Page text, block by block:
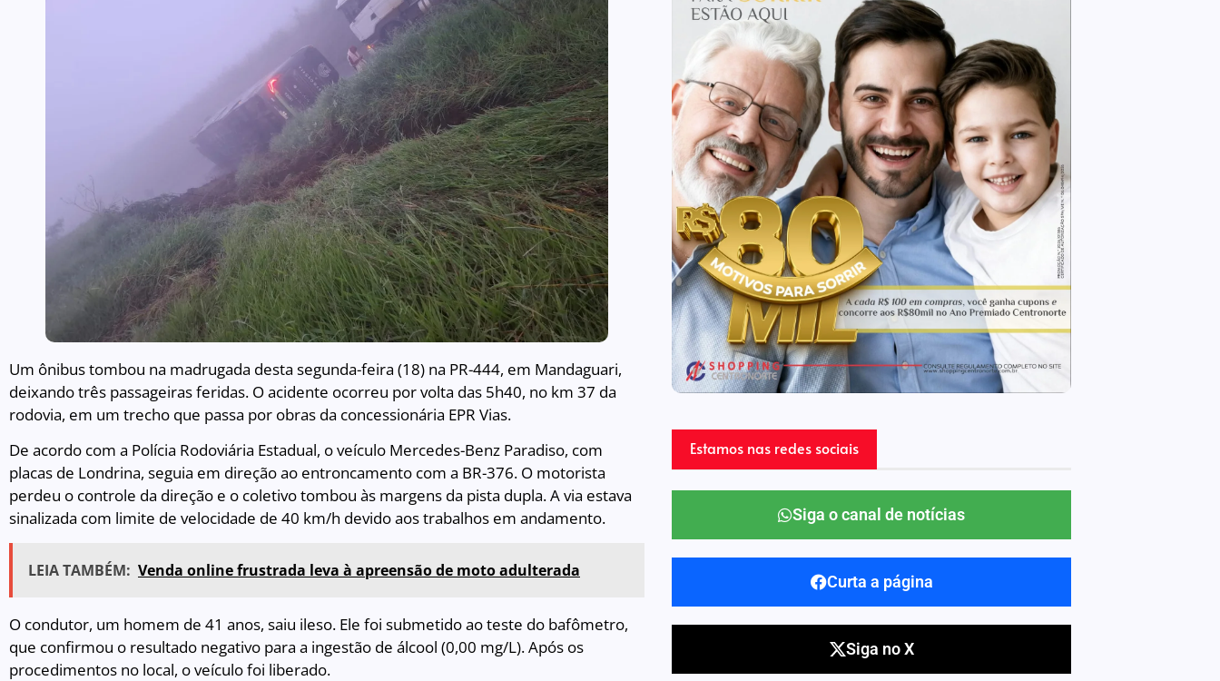
Um ônibus tombou na madrugada desta segunda-feira (18) na PR-444, em Mandaguari,
deixando três passageiras feridas. O acidente ocorreu por volta das 5h40, no km 37 da
rodovia, em um trecho que passa por obras da concessionária EPR Vias.
De acordo com a Polícia Rodoviária Estadual, o veículo Mercedes-Benz Paradiso, com
placas de Londrina, seguia em direção ao entroncamento com a BR-376. O motorista
perdeu o controle da direção e o coletivo tombou às margens da pista dupla. A via estava
sinalizada com limite de velocidade de 40 km/h devido aos trabalhos em andamento.
LEIA TAMBÉM: Venda online frustrada leva à apreensão de moto adulterada
O condutor, um homem de 41 anos, saiu ileso. Ele foi submetido ao teste do bafômetro,
que confirmou o resultado negativo para a ingestão de álcool (0,00 mg/L). Após os
procedimentos no local, o veículo foi liberado.
Estamos nas redes sociais
Siga o canal de notícias
Curta a página
Siga no X